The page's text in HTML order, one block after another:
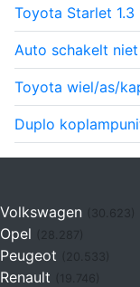
Toyota Starlet
Auto schakelt
Toyota wiel/as/
Duplo
Volkswagen (30.623)
Opel
Peugeot
Renault (19.746)